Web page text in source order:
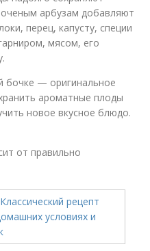
арбузам добавляют
перец, капусту, специи
мясом, его
бочке — оригинальное
ароматные плоды
новое вкусное блюдо.
от правильно